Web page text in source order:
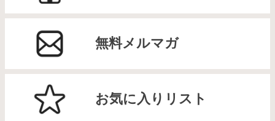
無料メルマガ
お気に入りリスト